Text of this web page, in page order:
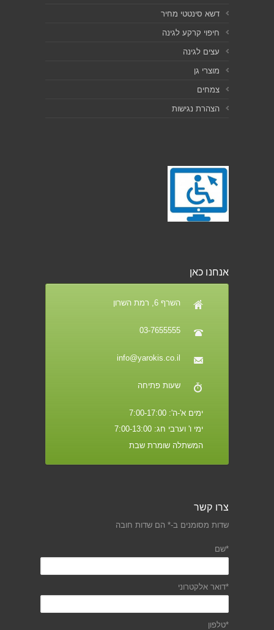
דשא סינטטי מחיר
חיפוי קרקע לגינה
עצים לגינה
מוצרי גן
צמחים
הצהרת נגישות
אנחנו כאן
השרף 6, רמת השרון
03-7655555
info@yarokis.co.il
שעות פתיחה
ימים א'-ה': 7:00-17:00
ימי ו' וערבי חג: 7:00-13:00
המשתלה שומרת שבת
צרו קשר
שדות מסומנים ב-* הם שדות חובה
*שם
*דואר אלקטרוני
*טלפון